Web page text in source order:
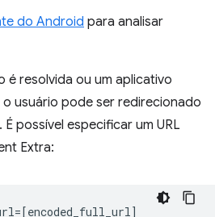
do Android para analisar
é resolvida ou um aplicativo
usuário pode ser redirecionado
possível especificar um URL
Extra: